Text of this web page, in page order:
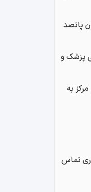
های لانگ ده ساعته از ساعت 14 تا 24 به صورت ثابت 4 میلیون پانصد
یا درصدی به صورت 80 درصد دریافتی پزشک و
مرکز به
تماس